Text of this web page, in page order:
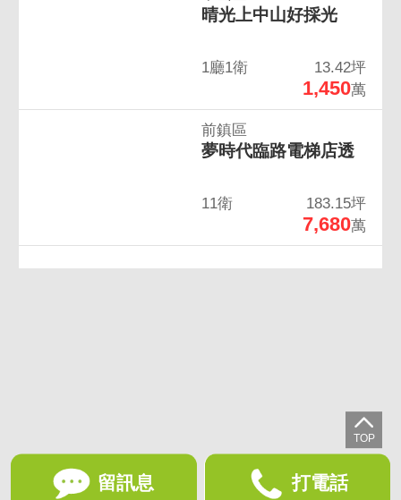
晴光上中山好採光
1廳1衛 13.42坪
1,450萬
前鎮區
夢時代臨路電梯店透
11衛 183.15坪
7,680萬
留訊息 打電話